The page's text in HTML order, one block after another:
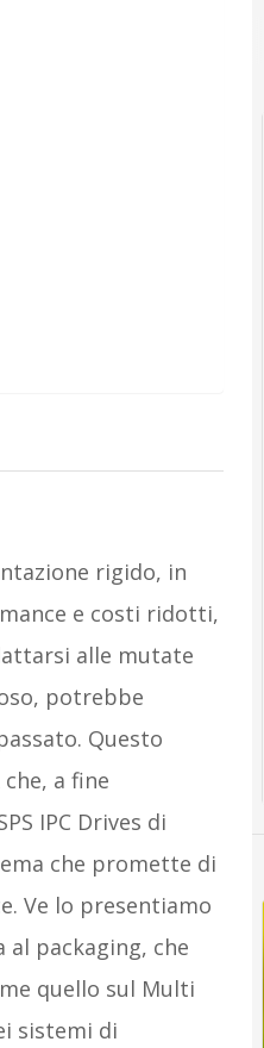
rigido, in
e costi ridotti,
alle mutate
potrebbe
Questo
a fine
IPC Drives di
che promette di
Ve lo presentiamo
al packaging, che
quello sul Multi
sistemi di